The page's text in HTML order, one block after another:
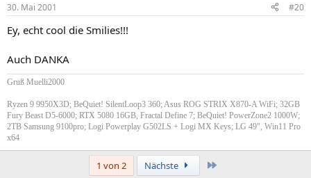
30. Mai 2001 #20
Ey, echt cool die Smilies!!!
Auch DANKA
Gruß Muelli2000
Ryzen 9 9950X3D; BeQuiet! SilentLoop3 360; Asus ROG STRIX X870-A WiFi; 32GB
Fury Beast D5-6000; RTX 5080 16GB, Fractal Define 7; BeQuiet! PowerZone2 1000W;
2TB Samsung 9100pro; Logi Powerplay G502LS + Logi MX Keys; LG 49", Win11 Pro
x64
1 von 2 Nächste